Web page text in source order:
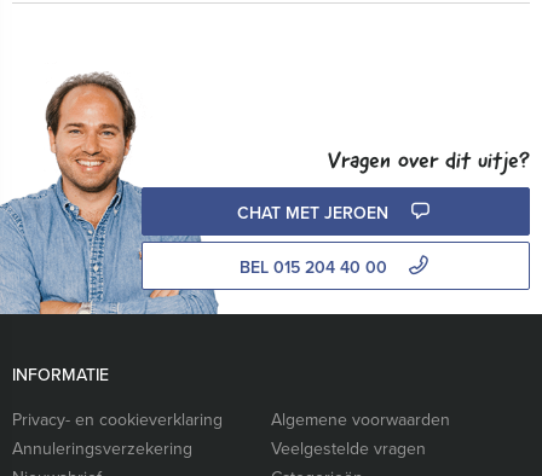
Vragen over dit uitje?
CHAT MET JEROEN
BEL 015 204 40 00
INFORMATIE
Privacy- en cookieverklaring
Algemene voorwaarden
Annuleringsverzekering
Veelgestelde vragen